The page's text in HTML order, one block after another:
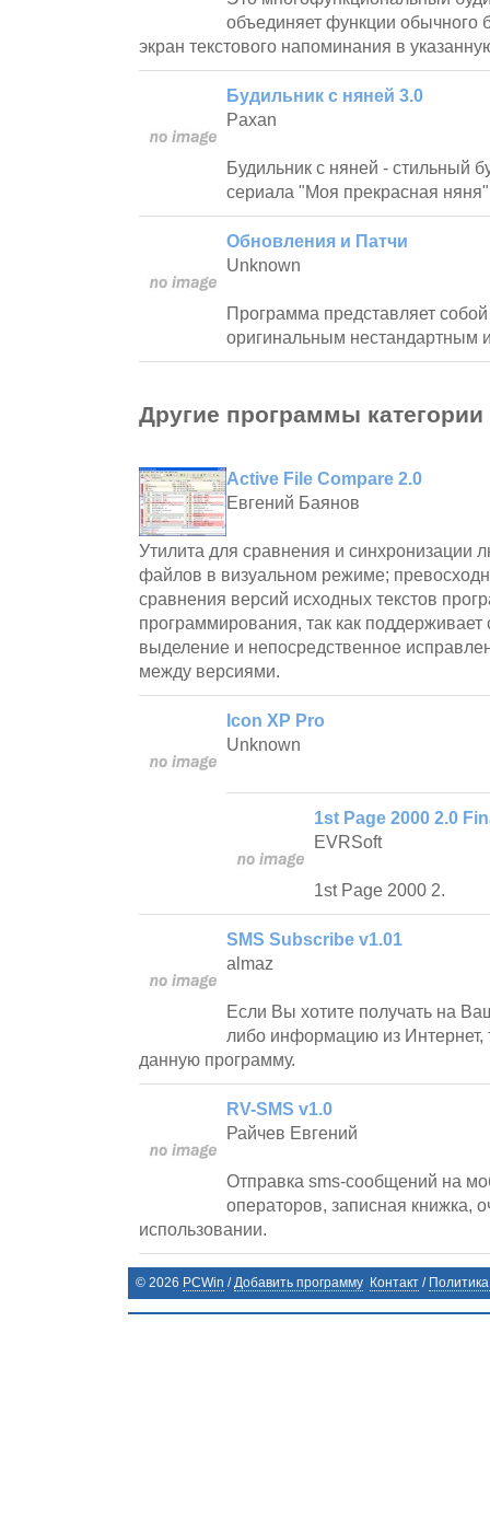
объединяет функции обычного
экран текстового напоминания в
Будильник с няней 3.0
Paxan
Будильник с няней - стильный
сериала "Моя прекрасная
Обновления и Патчи
Unknown
Программа представляет собой
оригинальным нестандартным
Другие программы категории
Active File Compare 2.0
Евгений Баянов
Утилита для сравнения и синхронизации
файлов в визуальном режиме;
сравнения версий исходных текстов
программирования, так как поддерживает
выделение и непосредственное
между версиями.
Icon XP Pro
Unknown
1st Page 2000 2.0
EVRSoft
1st Page 2000 2.
SMS Subscribe v1.01
almaz
Если Вы хотите получать на
либо информацию из Интернет,
данную программу.
RV-SMS v1.0
Райчев Евгений
Отправка sms-сообщений на
операторов, записная книжка,
использовании.
© 2026 PCWin /Добавить программу Контакт /